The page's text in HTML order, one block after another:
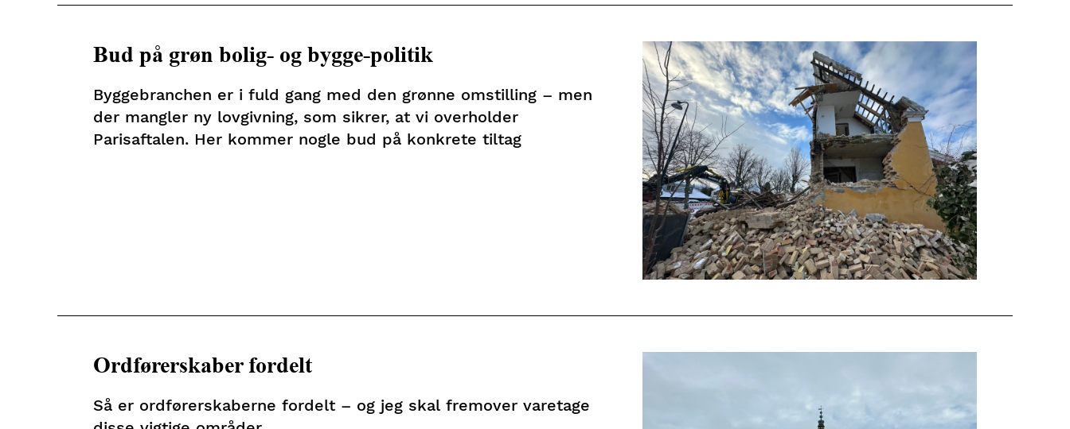
Bud på grøn bolig- og bygge-politik
Byggebranchen er i fuld gang med den grønne omstilling – men
der mangler ny lovgivning, som sikrer, at vi overholder
Parisaftalen. Her kommer nogle bud på konkrete tiltag
Ordførerskaber fordelt
Så er ordførerskaberne fordelt – og jeg skal fremover varetage